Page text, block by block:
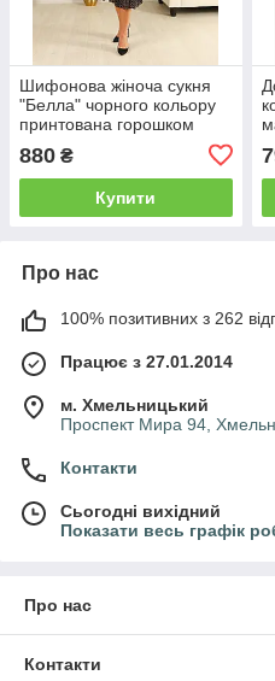
Шифонова жіноча сукня
"Белла" чорного кольору
принтована горошком
880 ₴
Купити
Про нас
100% позитивних з 262
Працює з 27.01.2014
м. Хмельницький
Проспект Мира 94,
Контакти
Сьогодні вихідний
Показати весь графік
Про нас
Контакти